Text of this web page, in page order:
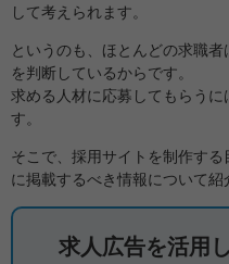
して考えられます。
というのも、ほとんどの求職
を判断しているからです。
求める人材に応募してもらう
す。
そこで、採用サイトを制作す
に掲載するべき情報について紹
求人広告を活用